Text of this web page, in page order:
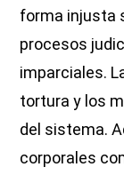
forma injusta
procesos
imparciales.
tortura y los
del sistema.
corporales